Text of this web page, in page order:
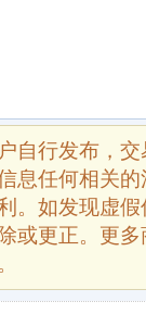
自行发布，
息任何相关
。如发现虚
或更正。更